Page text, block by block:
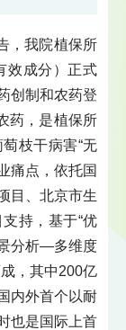
，我院植保所
效成分）正式
创制和农药登
药，是植保所
枝干病害“无
痛点，依托国
目、北京市生
持，基于“优
分析—多维度
，其中200亿
内外首个以耐
也是国际上首